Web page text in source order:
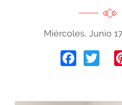
Miércoles, Junio